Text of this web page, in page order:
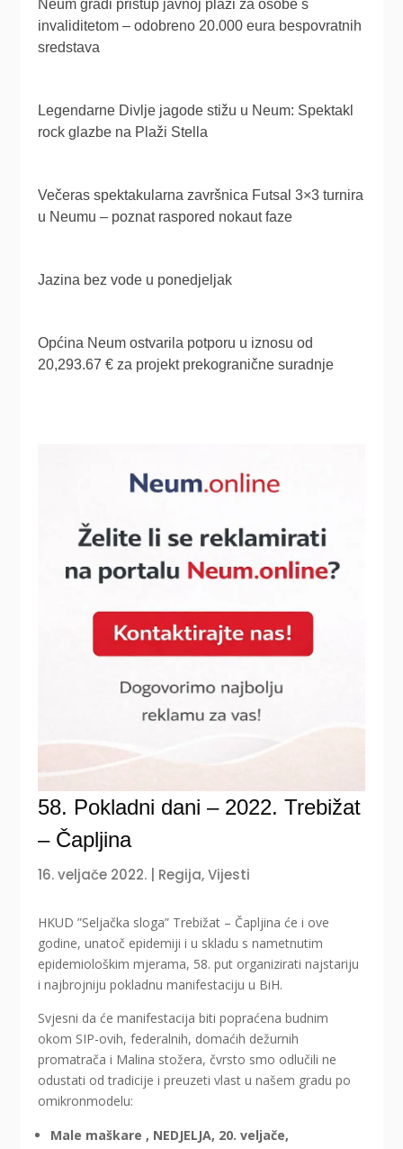
58. Pokladni dani – 2022. Trebižat
– Čapljina
16. veljače 2022. Regija,Vijesti
HKUD ”Seljačka sloga” Trebižat – Čapljina će i ove
godine, unatoč epidemiji i u skladu s nametnutim
epidemiološkim mjerama, 58. put organizirati najstariju
i najbrojniju pokladnu manifestaciju u BiH.
Svjesni da će manifestacija biti popraćena budnim
okom SIP-ovih, federalnih, domaćih dežurnih
promatrača i Malina stožera, čvrsto smo odlučili ne
odustati od tradicije i preuzeti vlast u našem gradu po
omikronmodelu:
Male maškare , NEDJELJA, 20. veljače,
Neum gradi pristup javnoj plaži za osobe s
invaliditetom – odobreno 20.000 eura bespovratnih
sredstava
Legendarne Divlje jagode stižu u Neum: Spektakl
rock glazbe na Plaži Stella
Večeras spektakularna završnica Futsal 3×3 turnira
u Neumu – poznat raspored nokaut faze
Jazina bez vode u ponedjeljak
Općina Neum ostvarila potporu u iznosu od
20,293.67 € za projekt prekogranične suradnje